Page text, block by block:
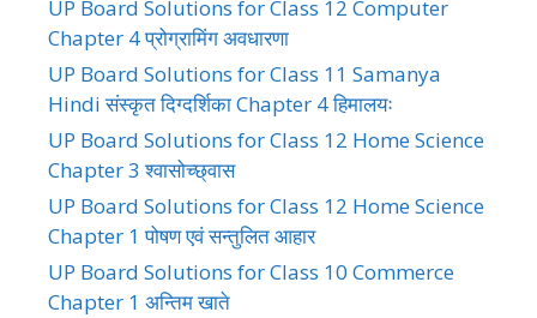
UP Board Solutions for Class 12 Computer
Chapter 4 प्रोग्रामिंग अवधारणा
UP Board Solutions for Class 11 Samanya
Hindi संस्कृत दिग्दर्शिका Chapter 4 हिमालयः
UP Board Solutions for Class 12 Home Science
Chapter 3 श्वासोच्छ्वास
UP Board Solutions for Class 12 Home Science
Chapter 1 पोषण एवं सन्तुलित आहार
UP Board Solutions for Class 10 Commerce
Chapter 1 अन्तिम खाते